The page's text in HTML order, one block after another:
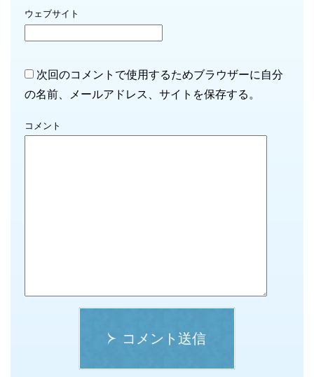
ウェブサイト
次回のコメントで使用するためブラウザーに自分
の名前、メールアドレス、サイトを保存する。
コメント
コメント送信